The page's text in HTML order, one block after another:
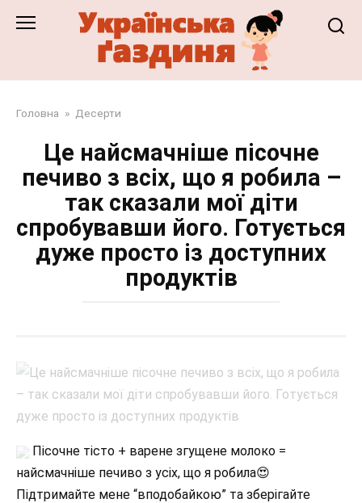
Головна » Десерти
Це найсмачніше пісочне
печиво з всіх, що я робила –
так сказали мої діти
спробувавши його. Готується
дуже просто із доступних
продуктів
Пісочне тісто + варене згущене молоко =
найсмачніше печиво з усіх, що я робила😍⠀
Підтримайте мене “вподобайкою” та зберігайте